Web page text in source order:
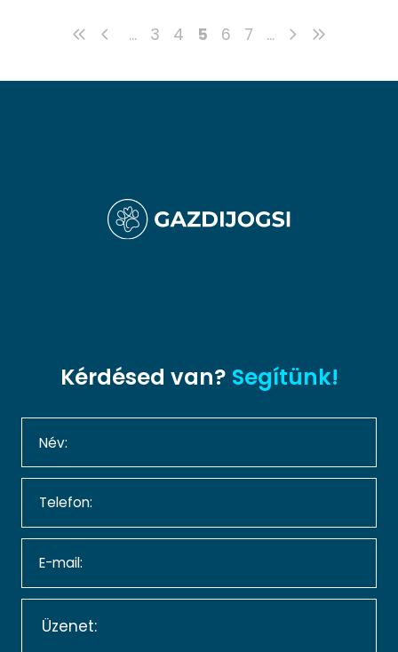
... 3 4 5 6 7 ...
Kérdésed van? Segítünk!